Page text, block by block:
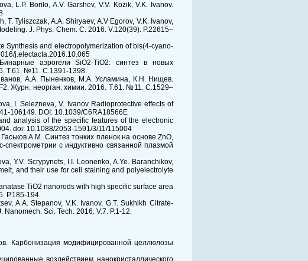
L.P. Borilo, A.V. Garshev, V.V. Kozik, V.K. Ivanov.
Tyliszczak, A.A. Shiryaev, A.V Egorov, V.K. Ivanov,
J. Phys. Chem. C. 2016. V.120(39). P.22615–
Synthesis and electropolymerization of bis(4-cyano-
j.electacta.2016.10.065
аэрогели SiO2-TiO2: синтез в новых
Т.61. №11. С.1391-1398.
А.А. Пыненков, М.А. Усламина, К.Н. Нищев.
Журн. неорган. химии. 2016. Т.61. №11. С.1529–
I. Selezneva, V. Ivanov Radioprotective effects of
106149. DOI: 10.1039/C6RA18566E
analysis of the specific features of the electronic
doi: 10.1088/2053-1591/3/11/115004
А.М. Синтез тонких пленок на основе ZnO,
с индуктивно связанной плазмой
Y.V. Scrypynets, I.I. Leonenko, A.Ye. Baranchikov,
and their use for cell staining and polyelectrolyte
TiO2 nanorods with high specific surface area
P.185-194.
A.A. Stepanov, V.K. Ivanov, G.T. Sukhikh Citrate-
Sci. Tech. 2016. V.7. P.1-12.
Карбонизация модифицированной целлюлозы
воздействием нанокристаллического